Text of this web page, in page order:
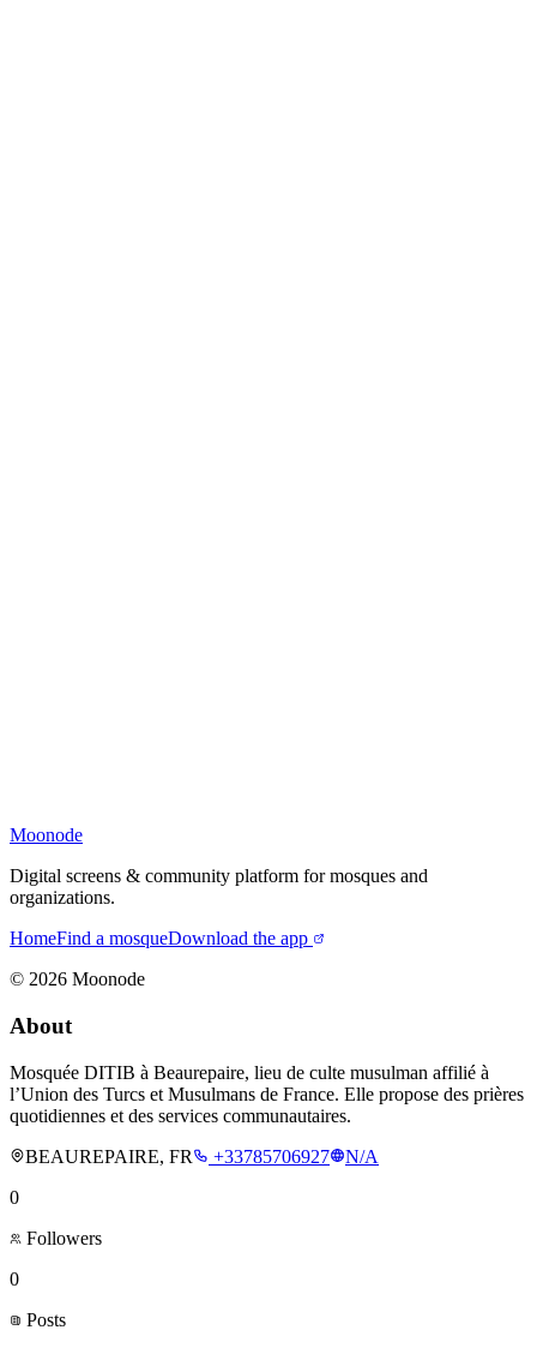
Moonode
Digital screens & community platform for mosques and
organizations.
HomeFind a mosqueDownload the app
© 2026 Moonode
About
Mosquée DITIB à Beaurepaire, lieu de culte musulman affilié à
l’Union des Turcs et Musulmans de France. Elle propose des prières
quotidiennes et des services communautaires.
BEAUREPAIRE, FR
+33785706927
N/A
0
Followers
0
Posts